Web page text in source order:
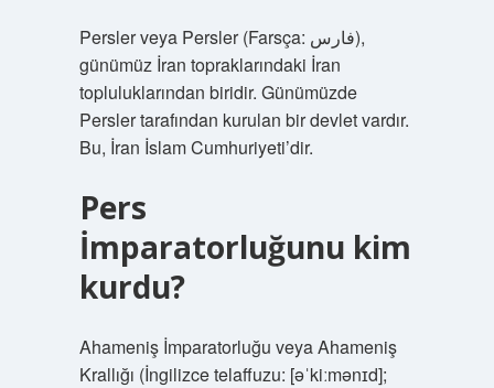
Persler veya Persler (Farsça: فارس),
günümüz İran topraklarındaki İran
topluluklarından biridir. Günümüzde
Persler tarafından kurulan bir devlet vardır.
Bu, İran İslam Cumhuriyeti’dir.
Pers
İmparatorluğunu kim
kurdu?
Ahameniş İmparatorluğu veya Ahameniş
Krallığı (İngilizce telaffuzu: [əˈkiːmənɪd];